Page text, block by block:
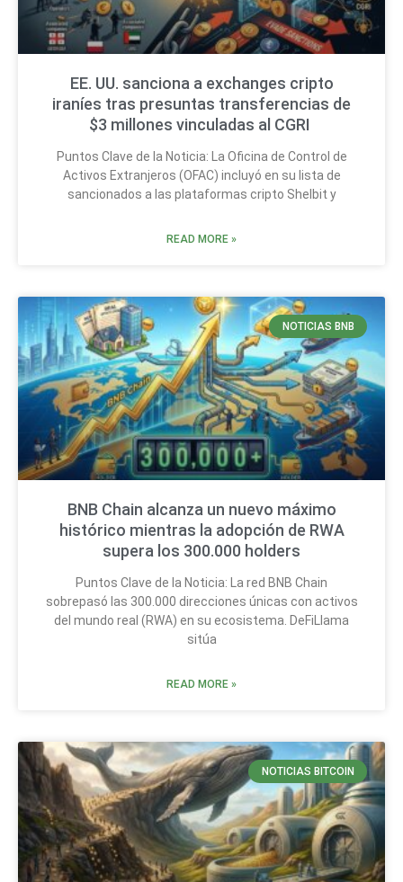
EE. UU. sanciona a exchanges cripto
iraníes tras presuntas transferencias de
$3 millones vinculadas al CGRI
Puntos Clave de la Noticia: La Oficina de Control de
Activos Extranjeros (OFAC) incluyó en su lista de
sancionados a las plataformas cripto Shelbit y
READ MORE »
NOTICIAS BNB
BNB Chain alcanza un nuevo máximo
histórico mientras la adopción de RWA
supera los 300.000 holders
Puntos Clave de la Noticia: La red BNB Chain
sobrepasó las 300.000 direcciones únicas con activos
del mundo real (RWA) en su ecosistema. DeFiLlama
sitúa
READ MORE »
NOTICIAS BITCOIN